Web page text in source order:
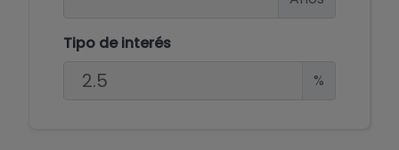
Tipo de interés
%